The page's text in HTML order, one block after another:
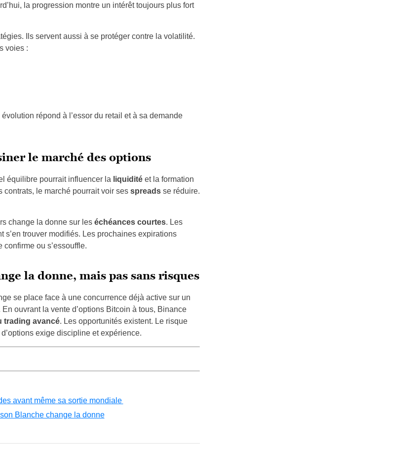
la progression montre un intérêt toujours plus fort
Ils servent aussi à se protéger contre la volatilité.
voies :
répond à l’essor du retail et à sa demande
le marché des options
équilibre pourrait influencer la liquiditéet la formation
contrats, le marché pourrait voir ses spreadsse réduire.
change la donne sur les échéances courtes. Les
trouver modifiés. Les prochaines expirations
ou s’essouffle.
la donne, mais pas sans risques
se place face à une concurrence déjà active sur un
ouvrant la vente d’options Bitcoin à tous, Binance
trading avancé. Les opportunités existent. Le risque
exige discipline et expérience.
avant même sa sortie mondiale
Blanche change la donne